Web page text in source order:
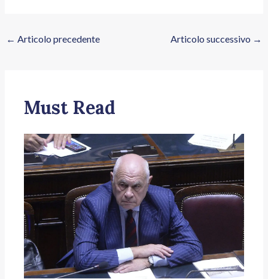
← Articolo precedente Articolo successivo →
Must Read